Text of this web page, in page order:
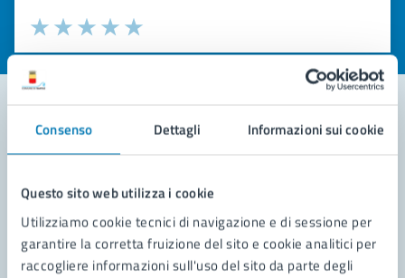
Consenso Dettagli Informazioni sui cookie
Questo sito web utilizza i cookie
Utilizziamo cookie tecnici di navigazione e di sessione per
garantire la corretta fruizione del sito e cookie analitici per
raccogliere informazioni sull'uso del sito da parte degli
Valuta la chiarezza delle informazioni (da 1 a 5 stelle)
Seleziona il numero di stelle per valutare la chiarezza delle
Valuta 5 stelle su 5
Valuta 4 stelle su 5
Valuta 3 stelle su 5
Valuta 2 stelle su 5
Valuta 1 stelle su 5
Contatta il comune
Leggi le domande frequenti
Richiedi assistenza
Prenota appuntamento